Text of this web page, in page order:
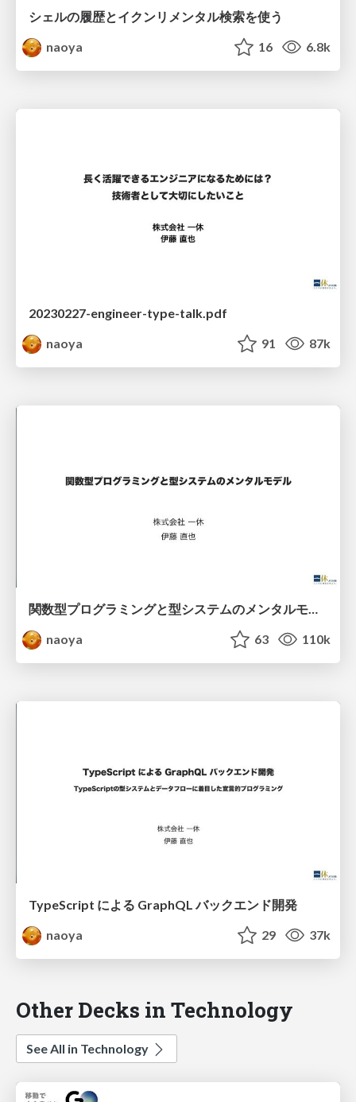
シェルの履歴とイクンリメンタル検索を使う
naoya
16 6.8k
20230227-engineer-type-talk.pdf
naoya
91 87k
関数型プログラミングと型システムのメンタルモデル
naoya
63 110k
TypeScript による GraphQL バックエンド開発
naoya
29 37k
Other Decks in Technology
See All in Technology